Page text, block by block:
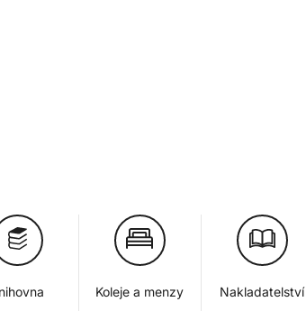
Koleje a menzy Nakladatelství